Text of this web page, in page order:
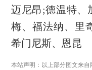
迈尼昂;德温特、
梅、福法纳、里
希门尼斯、恩昆
本站声明：以上部分图文来